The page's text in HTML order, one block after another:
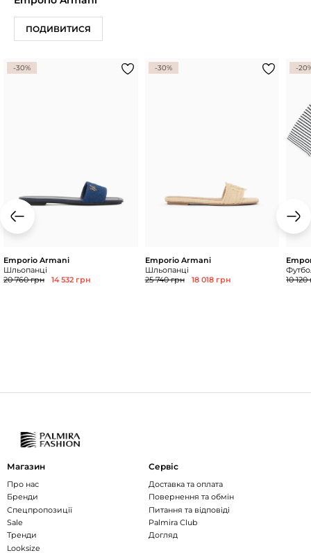
ПОДИВИТИСЯ
-30%
Emporio Armani
Шльопанці
20 760 грн
14 532 грн
-30%
Emporio Armani
Шльопанці
25 740 грн
18 018 грн
-
10 120
Магазин
Про нас
Бренди
Спецпропозиції
Sale
Тренди
Looksize
Сервіс
Доставка та оплата
Повернення та обмін
Питання та відповіді
Palmira Club
Догляд